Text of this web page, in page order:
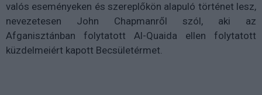
valós eseményeken és szereplőkön alapuló történet lesz,
nevezetesen John Chapmanről szól, aki az
Afganisztánban folytatott Al-Quaida ellen folytatott
küzdelmeiért kapott Becsületérmet.